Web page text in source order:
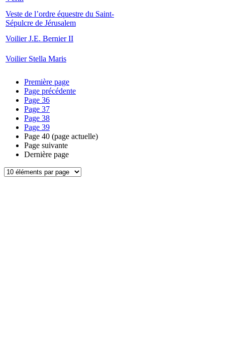
Veste de l’ordre équestre du Saint-
Sépulcre de Jérusalem
Voilier J.E. Bernier II
Voilier Stella Maris
Première page
Page précédente
Page 36
Page 37
Page 38
Page 39
Page 40 (page actuelle)
Page suivante
Dernière page